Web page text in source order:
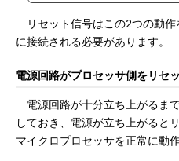
リセット信号はこの2つの動作
に接続される必要があります。
電源回路がプロセッサ側をリセ
電源回路が十分立ち上がるま
しておき、電源が立ち上がると
マイクロプロセッサを正常に動